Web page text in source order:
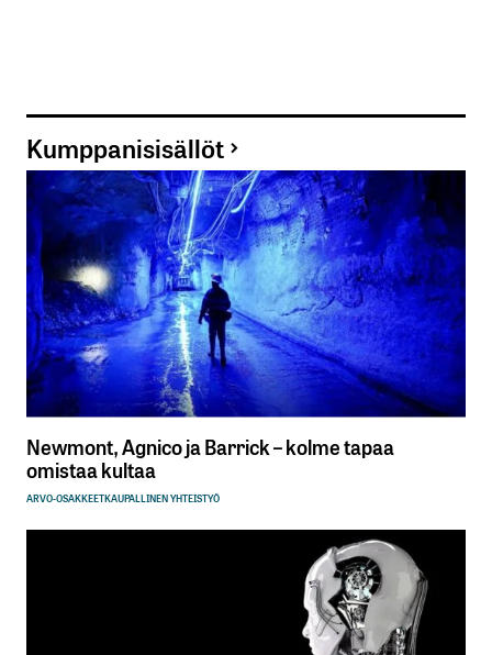
Kumppanisisällöt
Newmont, Agnico ja Barrick – kolme tapaa
omistaa kultaa
ARVO-OSAKKEETKAUPALLINEN YHTEISTYÖ